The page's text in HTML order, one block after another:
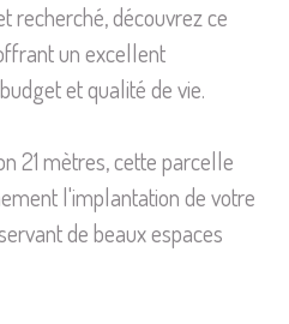
recherché, découvrez ce
un excellent
et qualité de vie.
21 mètres, cette parcelle
l'implantation de votre
de beaux espaces